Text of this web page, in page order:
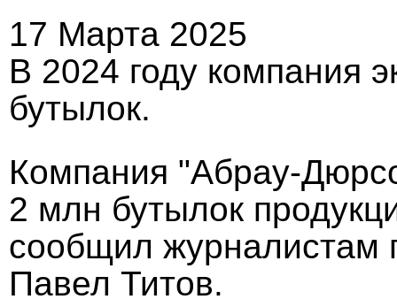
17 Марта 2025
В 2024 году компания
бутылок.
Компания "Абрау-
2 млн бутылок
сообщил журналистам
Павел Титов.